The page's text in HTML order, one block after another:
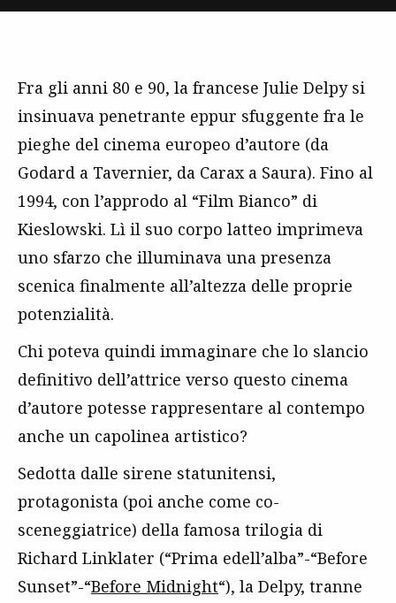
Fra gli anni 80 e 90, la francese Julie Delpy si
insinuava penetrante eppur sfuggente fra le
pieghe del cinema europeo d’autore (da
Godard a Tavernier, da Carax a Saura). Fino al
1994, con l’approdo al “Film Bianco” di
Kieslowski. Lì il suo corpo latteo imprimeva
uno sfarzo che illuminava una presenza
scenica finalmente all’altezza delle proprie
potenzialità.
Chi poteva quindi immaginare che lo slancio
definitivo dell’attrice verso questo cinema
d’autore potesse rappresentare al contempo
anche un capolinea artistico?
Sedotta dalle sirene statunitensi,
protagonista (poi anche come co-
sceneggiatrice) della famosa trilogia di
Richard Linklater (“Prima edell’alba”-“Before
Sunset”-“Before Midnight“), la Delpy, tranne